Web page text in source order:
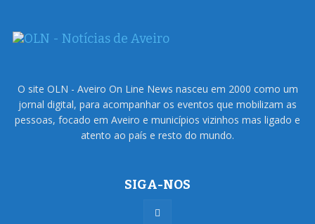
O site OLN - Aveiro On Line News nasceu em 2000 como um
jornal digital, para acompanhar os eventos que mobilizam as
pessoas, focado em Aveiro e municípios vizinhos mas ligado e
atento ao país e resto do mundo.
SIGA-NOS